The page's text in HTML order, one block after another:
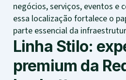
negócios, serviços, eventos e
essa localização fortalece o
parte essencial da
Linha Stilo:
premium da